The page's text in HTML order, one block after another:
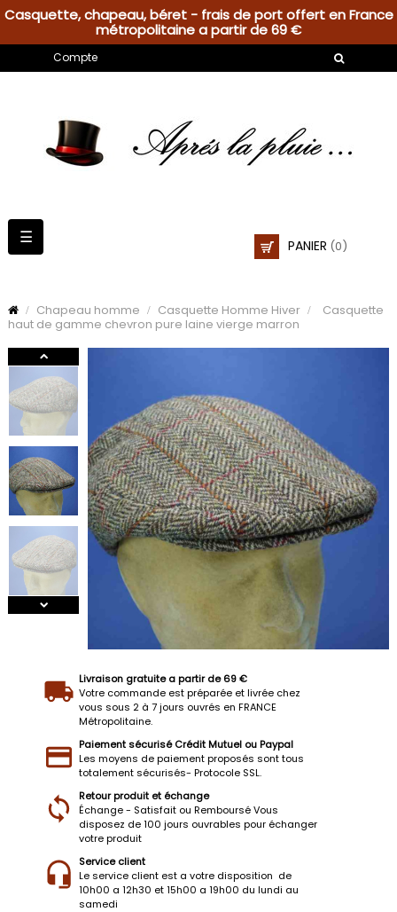
Casquette, chapeau, béret - frais de port offert en France
métropolitaine a partir de 69 €
Compte
PANIER (0)
Basculer
la
☰
Chapeau homme Casquette Homme Hiver
Casquette
haut de gamme chevron pure laine vierge marron
Livraison gratuite a partir de 69 €
Votre commande est préparée et livrée chez
vous sous 2 à 7 jours ouvrés en FRANCE
Métropolitaine.
Paiement sécurisé Crédit Mutuel ou Paypal
Les moyens de paiement proposés sont tous
totalement sécurisés- Protocole SSL.
Retour produit et échange
Échange - Satisfait ou Remboursé Vous
disposez de 100 jours ouvrables pour échanger
votre produit
Service client
Le service client est a votre disposition de
10h00 a 12h30 et 15h00 a 19h00 du lundi au
samedi